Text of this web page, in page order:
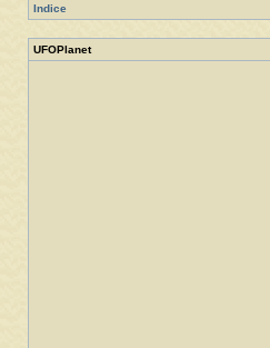
Indice
UFOPlanet